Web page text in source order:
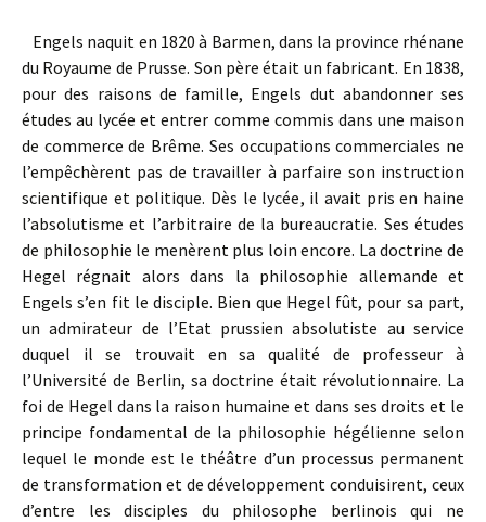
Engels naquit en 1820 à Barmen, dans la province rhénane
du Royaume de Prusse. Son père était un fabricant. En 1838,
pour des raisons de famille, Engels dut abandonner ses
études au lycée et entrer comme commis dans une maison
de commerce de Brême. Ses occupations commerciales ne
l’empêchèrent pas de travailler à parfaire son instruction
scientifique et politique. Dès le lycée, il avait pris en haine
l’absolutisme et l’arbitraire de la bureaucratie. Ses études
de philosophie le menèrent plus loin encore. La doctrine de
Hegel régnait alors dans la philosophie allemande et
Engels s’en fit le disciple. Bien que Hegel fût, pour sa part,
un admirateur de l’Etat prussien absolutiste au service
duquel il se trouvait en sa qualité de professeur à
l’Université de Berlin, sa doctrine était révolutionnaire. La
foi de Hegel dans la raison humaine et dans ses droits et le
principe fondamental de la philosophie hégélienne selon
lequel le monde est le théâtre d’un processus permanent
de transformation et de développement conduisirent, ceux
d’entre les disciples du philosophe berlinois qui ne